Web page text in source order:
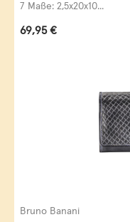
7 Maße: 2,5x20x10...
Regulärer Preis:
69,95 €
Bruno Banani